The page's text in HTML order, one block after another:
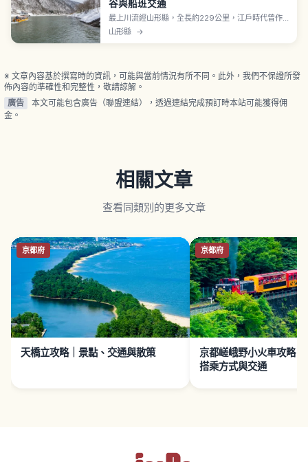
谷與船班交通
最上川流經山形縣，全長約229公里，江戶時代曾作
為運輸紅花與稻米物資的舟運路線。松尾芭蕉在《奧
之細道》以名句「五月雨をあつめて早し最上川」吟
山形縣 →
※ 文章內容基於撰寫時的資訊，可能與當前情況有所不同。此外，我們不保證所發
佈內容的準確性和完整性，敬請諒解。
廣告
本文可能包含廣告（聯盟連結），透過連結完成預訂時本站可能獲得佣
金。
相關文章
查看同類別的更多文章
京都府
天橋立攻略｜景點、交通與散策
京都府
京都嵯峨野小火車攻略
搭乘方式與交通